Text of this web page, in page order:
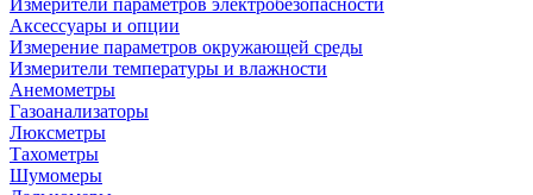
Измерители параметров электробезопасности
Аксессуары и опции
Измерение параметров окружающей среды
Измерители температуры и влажности
Анемометры
Газоанализаторы
Люксметры
Тахометры
Шумомеры